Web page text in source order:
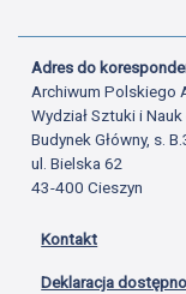
Adres do
Archiwum Polskiego
Wydział Sztuki i
Budynek Główny, s.
ul. Bielska 62
43-400 Cieszyn
Kontakt
Deklaracja